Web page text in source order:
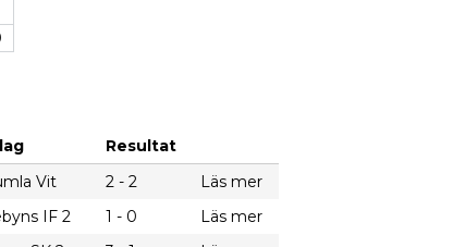
Resultat
Vit 2 - 2
Läs mer
IF 2 1 - 0
Läs mer